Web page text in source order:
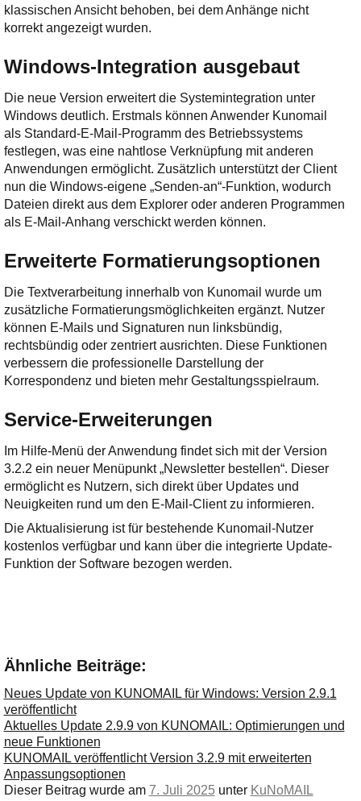
klassischen Ansicht behoben, bei dem Anhänge nicht
korrekt angezeigt wurden.
Windows-Integration ausgebaut
Die neue Version erweitert die Systemintegration unter
Windows deutlich. Erstmals können Anwender Kunomail
als Standard-E-Mail-Programm des Betriebssystems
festlegen, was eine nahtlose Verknüpfung mit anderen
Anwendungen ermöglicht. Zusätzlich unterstützt der Client
nun die Windows-eigene „Senden-an“-Funktion, wodurch
Dateien direkt aus dem Explorer oder anderen Programmen
als E-Mail-Anhang verschickt werden können.
Erweiterte Formatierungsoptionen
Die Textverarbeitung innerhalb von Kunomail wurde um
zusätzliche Formatierungsmöglichkeiten ergänzt. Nutzer
können E-Mails und Signaturen nun linksbündig,
rechtsbündig oder zentriert ausrichten. Diese Funktionen
verbessern die professionelle Darstellung der
Korrespondenz und bieten mehr Gestaltungsspielraum.
Service-Erweiterungen
Im Hilfe-Menü der Anwendung findet sich mit der Version
3.2.2 ein neuer Menüpunkt „Newsletter bestellen“. Dieser
ermöglicht es Nutzern, sich direkt über Updates und
Neuigkeiten rund um den E-Mail-Client zu informieren.
Die Aktualisierung ist für bestehende Kunomail-Nutzer
kostenlos verfügbar und kann über die integrierte Update-
Funktion der Software bezogen werden.
Ähnliche Beiträge:
Neues Update von KUNOMAIL für Windows: Version 2.9.1
veröffentlicht
Aktuelles Update 2.9.9 von KUNOMAIL: Optimierungen und
neue Funktionen
KUNOMAIL veröffentlicht Version 3.2.9 mit erweiterten
Anpassungsoptionen
Dieser Beitrag wurde am 7. Juli 2025unter KuNoMAIL